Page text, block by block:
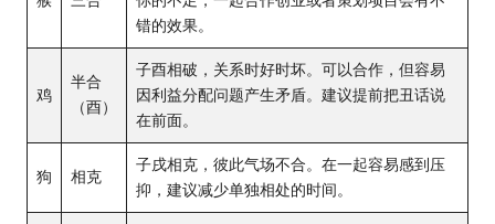
错的效果。
鸡
半合
（酉）
子酉相破，关系时好时坏。可以合作，但容易
因利益分配问题产生矛盾。建议提前把丑话说
在前面。
狗 相克
子戌相克，彼此气场不合。在一起容易感到压
抑，建议减少单独相处的时间。